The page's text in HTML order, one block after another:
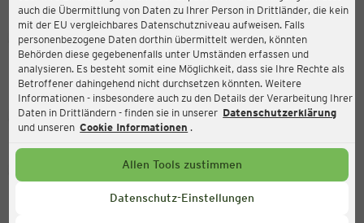
auch die Übermittlung von Daten zu Ihrer Person in Drittländer, die kein
mit der EU vergleichbares Datenschutzniveau aufweisen. Falls
personenbezogene Daten dorthin übermittelt werden, könnten
Behörden diese gegebenenfalls unter Umständen erfassen und
analysieren. Es besteht somit eine Möglichkeit, dass sie Ihre Rechte als
Betroffener dahingehend nicht durchsetzen könnten. Weitere
Informationen - insbesondere auch zu den Details der Verarbeitung Ihrer
Daten in Drittländern - finden sie in unserer Datenschutzerklärung
und unseren Cookie Informationen .
Allen Tools zustimmen
Datenschutz-Einstellungen
Ernsting's family
Kurt-Ernsting-Straße 2, 48653 Coesfeld
Aktuell:
Geschlossen
Service Hotline
+49 (0) 2546 / 98 999 98